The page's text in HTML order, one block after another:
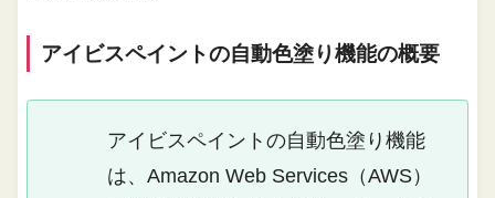
アイビスペイントの自動色塗り機能の概要
アイビスペイントの自動色塗り機能
は、Amazon Web Services（AWS）